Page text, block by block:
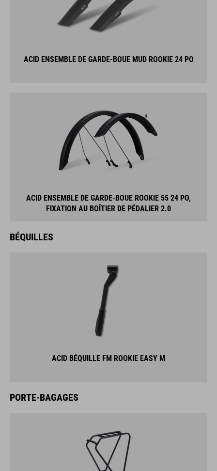
ACID ENSEMBLE DE GARDE-BOUE MUD ROOKIE 24 PO
ACID ENSEMBLE DE GARDE-BOUE ROOKIE 55 24 PO,
FIXATION AU BOÎTIER DE PÉDALIER 2.0
BÉQUILLES
ACID BÉQUILLE FM ROOKIE EASY M
PORTE-BAGAGES